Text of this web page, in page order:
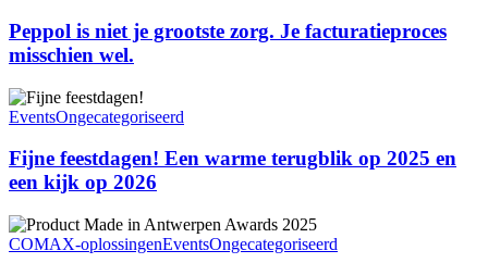
grootste
zorg.
Je
facturatieproces
misschien
wel.
Peppol is niet je grootste zorg. Je facturatieproces
misschien wel.
Fijne
feestdagen!
warme
terugblik
op
2025
en
een
EventsOngecategoriseerd
Fijne feestdagen! Een warme terugblik op 2025 en
een kijk op 2026
COMAX
ebox
COMAX-oplossingenEventsOngecategoriseerd